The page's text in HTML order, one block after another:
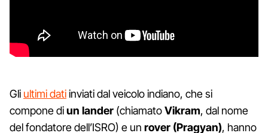
Gli ultimi datiinviati dal veicolo indiano, che si
compone diun lander (chiamatoVikram, dal nome
del fondatore dell’ISRO) e un rover (Pragyan), hanno